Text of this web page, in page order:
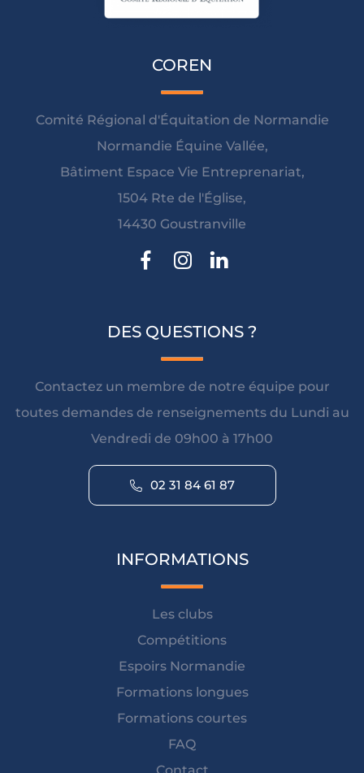
COREN
Comité Régional d'Équitation de Normandie
Normandie Équine Vallée,
Bâtiment Espace Vie Entreprenariat,
1504 Rte de l'Église,
14430 Goustranville
DES QUESTIONS ?
Contactez un membre de notre équipe pour
toutes demandes de renseignements du Lundi au
Vendredi de 09h00 à 17h00
02 31 84 61 87
INFORMATIONS
Les clubs
Compétitions
Espoirs Normandie
Formations longues
Formations courtes
FAQ